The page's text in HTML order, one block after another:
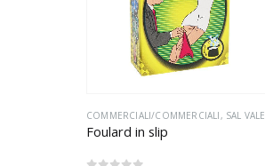
COMMERCIALI/COMMERCIALI, SAL VALENTINO
Foulard in slip